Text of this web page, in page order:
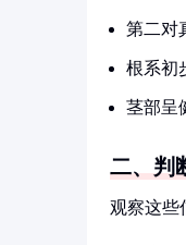
第二对
根系初
茎部呈
二、判
观察这些